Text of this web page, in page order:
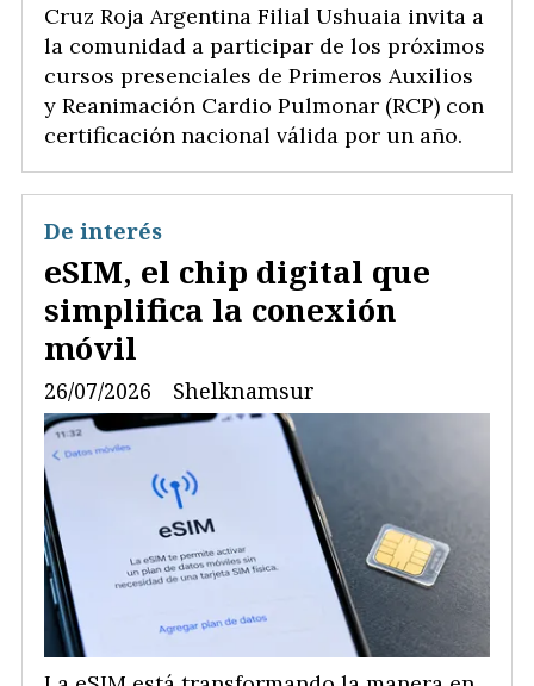
Cruz Roja Argentina Filial Ushuaia invita a
la comunidad a participar de los próximos
cursos presenciales de Primeros Auxilios
y Reanimación Cardio Pulmonar (RCP) con
certificación nacional válida por un año.
eSIM, el chip digital que
simplifica la conexión
móvil
Shelknamsur
De interés
26/07/2026